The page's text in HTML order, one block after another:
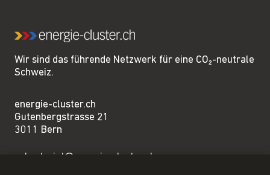
Wir sind das führende Netzwerk für eine CO₂-neutrale
Schweiz.
energie-cluster.ch
Gutenbergstrasse 21
3011 Bern
sekretariat@energie-cluster.ch